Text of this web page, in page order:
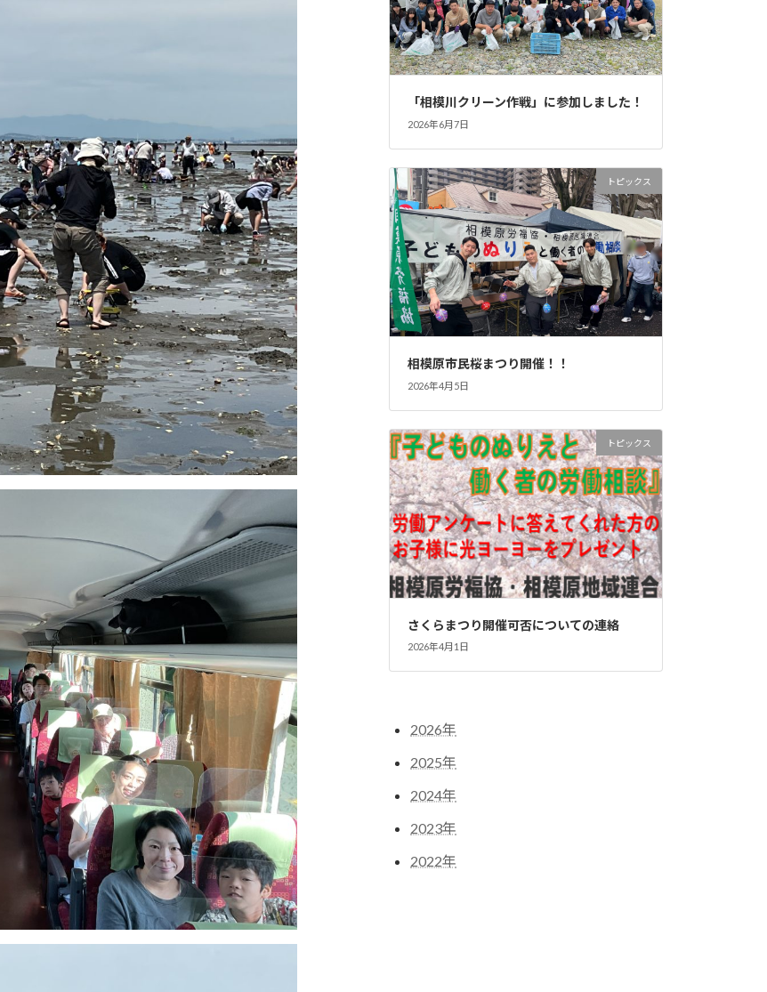
「相模川クリーン作戦」に参加しました！
2026年6月7日
トピックス
相模原市民桜まつり開催！！
2026年4月5日
トピックス
さくらまつり開催可否についての連絡
2026年4月1日
2026年
2025年
2024年
2023年
2022年